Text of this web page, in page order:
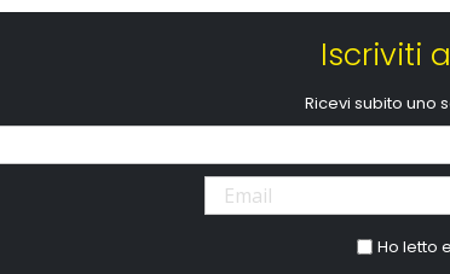
Iscriviti
Ricevi subito uno
Ho letto